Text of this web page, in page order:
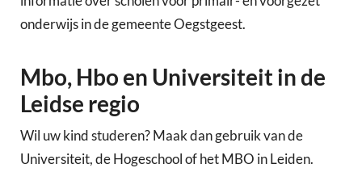
onderwijs in de gemeente Oegstgeest.
Mbo, Hbo en Universiteit in de
Leidse regio
Wil uw kind studeren? Maak dan gebruik van de
Universiteit, de Hogeschool of het MBO in Leiden.